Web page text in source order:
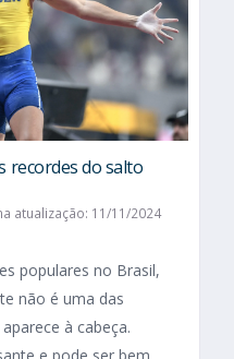
recordes do salto
atualização: 11/11/2024
populares no Brasil,
não é uma das
à cabeça.